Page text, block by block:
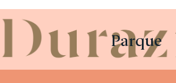
Parque